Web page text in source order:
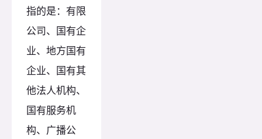
指的是：有限
公司、国有企
业、地方国有
企业、国有其
他法人机构、
国有服务机
构、广播公